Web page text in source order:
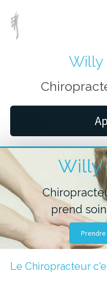
Willy
Willy
prend
Le Chiropracteur